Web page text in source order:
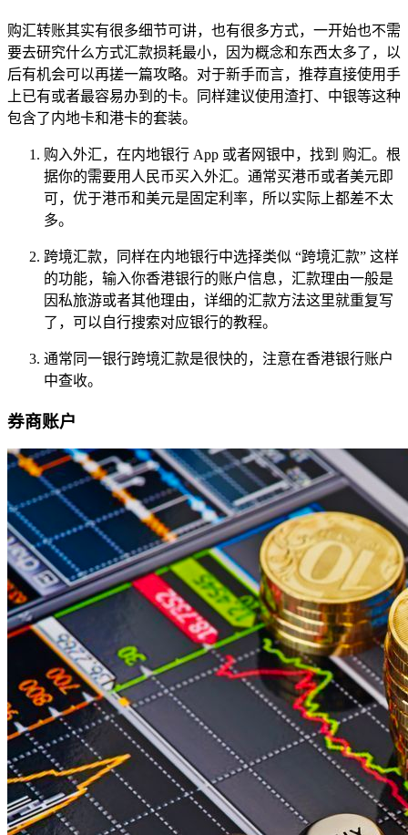
购汇转账其实有很多细节可讲，也有很多方式，一开始也不需
要去研究什么方式汇款损耗最小，因为概念和东西太多了，以
后有机会可以再搓一篇攻略。对于新手而言，推荐直接使用手
上已有或者最容易办到的卡。同样建议使用渣打、中银等这种
包含了内地卡和港卡的套装。
购入外汇，在内地银行 App 或者网银中，找到 购汇。根
据你的需要用人民币买入外汇。通常买港币或者美元即
可，优于港币和美元是固定利率，所以实际上都差不太
多。
跨境汇款，同样在内地银行中选择类似 “跨境汇款” 这样
的功能，输入你香港银行的账户信息，汇款理由一般是
因私旅游或者其他理由，详细的汇款方法这里就重复写
了，可以自行搜索对应银行的教程。
通常同一银行跨境汇款是很快的，注意在香港银行账户
中查收。
券商账户